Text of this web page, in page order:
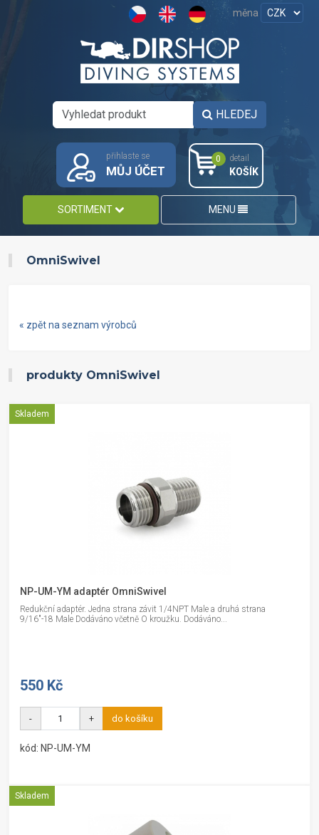
měna
HLEDEJ
přihlaste se
MŮJ ÚČET
0 detail
KOŠÍK
SORTIMENT MENU
OmniSwivel
« zpět na seznam výrobců
produkty OmniSwivel
Skladem
NP-UM-YM adaptér OmniSwivel
Redukční adaptér. Jedna strana závit 1/4NPT Male a druhá strana
9/16"-18 Male Dodáváno včetně O kroužku. Dodáváno...
550 Kč
- + do košíku
kód: NP-UM-YM
Skladem